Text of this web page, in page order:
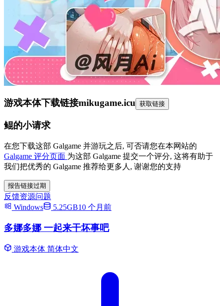
游戏本体下载链接mikugame.icu 获取链接
鲲的小请求
在您下载这部 Galgame 并游玩之后, 可否请您在本网站的
Galgame 评分页面 为这部 Galgame 提交一个评分, 这将有助于
我们把优秀的 Galgame 推荐给更多人, 谢谢您的支持
报告链接过期
反馈资源问题
Windows
5.25GB10 个月前
多娜多娜 一起来干坏事吧
游戏本体 简体中文